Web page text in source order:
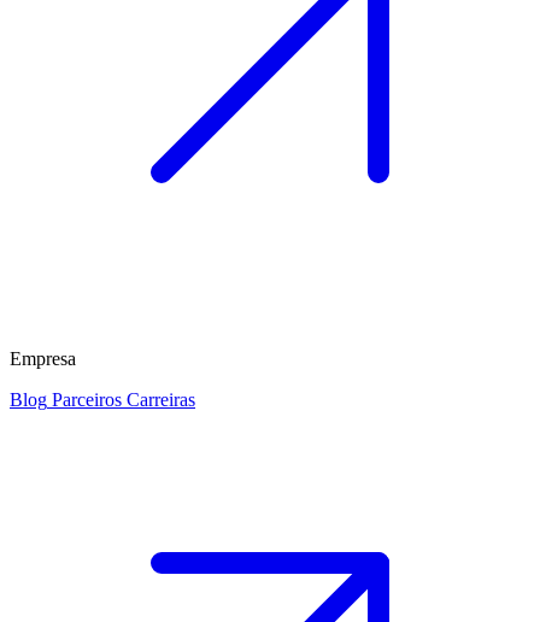
Empresa
Blog Parceiros Carreiras